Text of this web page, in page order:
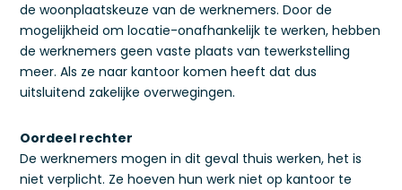
de woonplaatskeuze van de werknemers. Door de
mogelijkheid om locatie-onafhankelijk te werken, hebben
de werknemers geen vaste plaats van tewerkstelling
meer. Als ze naar kantoor komen heeft dat dus
uitsluitend zakelijke overwegingen.
Oordeel rechter
De werknemers mogen in dit geval thuis werken, het is
niet verplicht. Ze hoeven hun werk niet op kantoor te